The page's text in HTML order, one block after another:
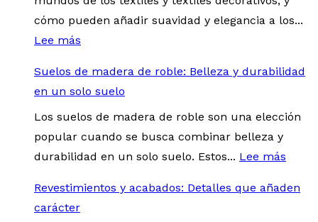
cómo pueden añadir suavidad y elegancia a los...
Lee más
Suelos de madera de roble: Belleza y durabilidad
en un solo suelo
Los suelos de madera de roble son una elección
popular cuando se busca combinar belleza y
durabilidad en un solo suelo. Estos... Lee más
Revestimientos y acabados: Detalles que añaden
carácter